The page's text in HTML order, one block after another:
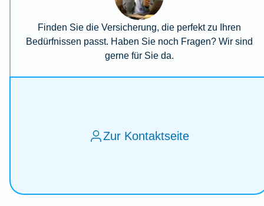
Finden Sie die Versicherung, die perfekt zu Ihren
Bedürfnissen passt. Haben Sie noch Fragen? Wir sind
gerne für Sie da.
Zur Kontaktseite